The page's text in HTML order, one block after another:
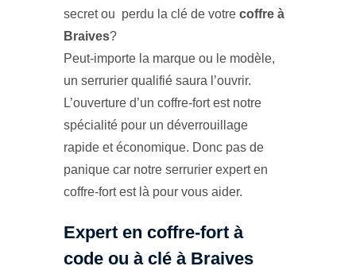
secret ou perdu la clé de votre coffre à
Braives?
Peut-importe la marque ou le modèle,
un serrurier qualifié saura l’ouvrir.
L’ouverture d’un coffre-fort est notre
spécialité pour un déverrouillage
rapide et économique. Donc pas de
panique car notre serrurier expert en
coffre-fort est là pour vous aider.
Expert en coffre-fort à
code ou à clé à Braives